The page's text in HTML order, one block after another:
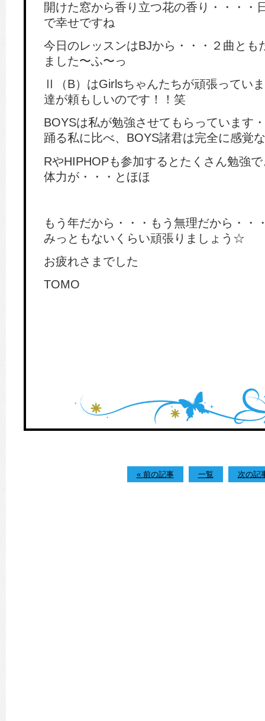
開けた窓から香り立つ花の香り・・・・
で幸せですね
今日のレッスンはBJから・・・２曲とも
ました〜ふ〜っ
Ⅱ（B）はGirlsちゃんたちが頑張ってい
達が頼もしいのです！！笑
BOYSは私が勉強させてもらっています
踊る私に比べ、BOYS諸君は完全に感覚
RやHIPHOPも参加するとたくさん勉強
体力が・・・とほほ
もう年だから・・・もう無理だから・・
みっともないくらい頑張りましょう☆
お疲れさまでした
TOMO
« 前の記事 一覧 次の記